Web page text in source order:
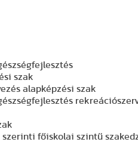
szak
alapképzési szak
főiskolai szintű